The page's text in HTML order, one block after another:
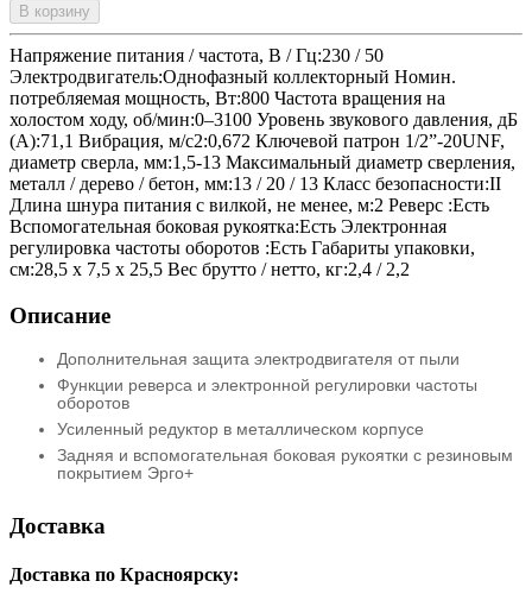
В корзину
Напряжение питания / частота, В / Гц:230 / 50
Электродвигатель:Однофазный коллекторный Номин.
потребляемая мощность, Вт:800 Частота вращения на
холостом ходу, об/мин:0–3100 Уровень звукового давления, дБ
(А):71,1 Вибрация, м/с2:0,672 Ключевой патрон 1/2”-20UNF,
диаметр сверла, мм:1,5-13 Максимальный диаметр сверления,
металл / дерево / бетон, мм:13 / 20 / 13 Класс безопасности:II
Длина шнура питания с вилкой, не менее, м:2 Реверс :Есть
Вспомогательная боковая рукоятка:Есть Электронная
регулировка частоты оборотов :Есть Габариты упаковки,
cм:28,5 х 7,5 х 25,5 Вес брутто / нетто, кг:2,4 / 2,2
Описание
Дополнительная защита электродвигателя от пыли
Функции реверса и электронной регулировки частоты
оборотов
Усиленный редуктор в металлическом корпусе
Задняя и вспомогательная боковая рукоятки с резиновым
покрытием Эрго+
Доставка
Доставка по Красноярску: